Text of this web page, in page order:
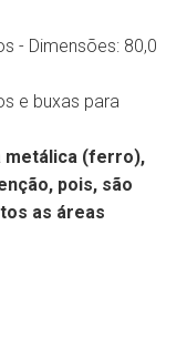
- Dimensões: 80,0
e buxas para
metálica (ferro),
pois, são
as áreas